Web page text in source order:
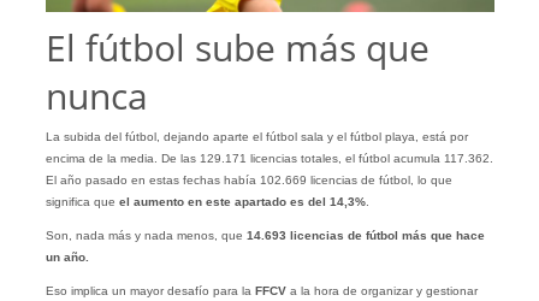
El fútbol sube más que
nunca
La subida del fútbol, dejando aparte el fútbol sala y el fútbol playa, está por
encima de la media. De las 129.171 licencias totales, el fútbol acumula 117.362.
El año pasado en estas fechas había 102.669 licencias de fútbol, lo que
significa que el aumento en este apartado es del 14,3%.
Son, nada más y nada menos, que 14.693 licencias de fútbol más que hace
un año.
Eso implica un mayor desafío para la FFCVa la hora de organizar y gestionar